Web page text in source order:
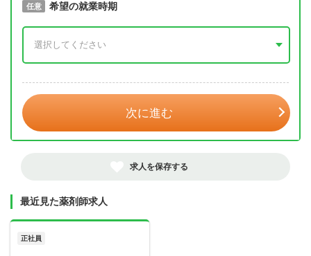
必須 取得予定年
任意 希望の就業時期
次に進む
求人を保存する
最近見た薬剤師求人
正社員